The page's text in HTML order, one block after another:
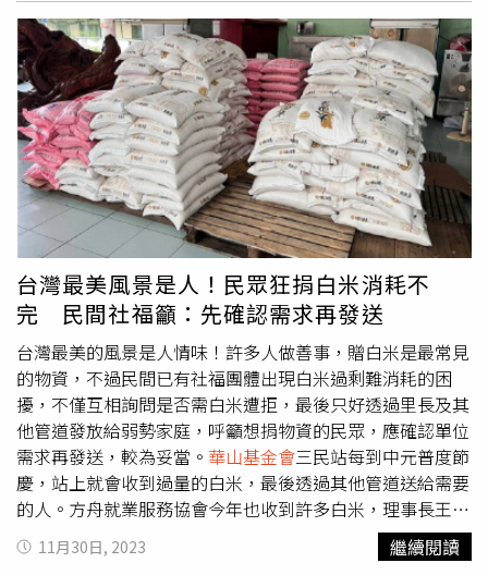
了33個天使站1年的服務成本，這情況再持續下去，未來天
使站連要自給自足都有困難。華山基金會宜蘭縣站長呂碧玫
說，宜蘭縣有12個天使站，平均1個站服務成本約150萬
元，基金會推動「送愛到家1250」，由基金會提供免費到
宅關懷訪視、協助長者就醫等服務，1個月每月長者的服務
成本約1250元，善款減少恐讓推動服務受阻。呂碧玫表
示，雖然新冠肺炎疫情已經過了，但也因為曾經歷過疫情，
民眾擔心「不知道明天會發生什麼事」而惜捐，宜蘭縣約有
2000至3000人會小額捐款給基金會，每人1年善款從5、
600元到7、8000元不等，如今不是金額減少、就是不捐
了。華山基金會宜蘭縣站分析，除了民眾惜捐外，詐騙猖獗
也是捐款短少的主因之一，基金會常透過電話、信件向民眾
報告服務工作，也希望民眾能持續小額捐款，但常常被認為
是詐騙，在捐款短缺的情況下盼民眾繼續支持，讓基金會與
需要協助的長者可度過寒冬。
台灣最美風景是人！民眾狂捐白米消耗不
完 民間社福籲：先確認需求再發送
台灣最美的風景是人情味！許多人做善事，贈白米是最常見
的物資，不過民間已有社福團體出現白米過剩難消耗的困
擾，不僅互相詢問是否需白米遭拒，最後只好透過里長及其
他管道發放給弱勢家庭，呼籲想捐物資的民眾，應確認單位
需求再發送，較為妥當。 華山基金會三民站每到中元普度節
慶，站上就會收到過量的白米，最後透過其他管道送給需要
的人。方舟就業服務協會今年也收到許多白米，理事長王姿
琦說，現代人外食較多，白米的需求量並沒很高。王姿琦表
示，由於方舟協會是服務街友等弱勢民眾，這族群民眾可能
11月30日, 2023 繼續閱讀